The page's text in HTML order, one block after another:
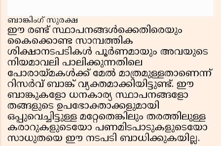
ബാങ്കിംഗ് സുരക്ഷ
ഈ രണ്ട് സ്ഥാപനങ്ങൾക്കെതിരെയും
കൈക്കൊണ്ട സാമ്പത്തിക
ശിക്ഷാനടപടികൾ പൂർണമായും അവയുടെ
നിയമാവലി പാലിക്കുന്നതിലെ
പോരായ്മകൾക്ക് മേൽ മാത്രമുള്ളതാണെന്ന്
റിസർവ് ബാങ്ക് വ്യക്തമാക്കിയിട്ടുണ്ട്. ഈ
ബാങ്കുകളോ ധനകാര്യ സ്ഥാപനങ്ങളോ
തങ്ങളുടെ ഉപഭോക്താക്കളുമായി
ഒപ്പുവെച്ചിട്ടുള്ള മറ്റേതെങ്കിലും തരത്തിലുള്ള
കരാറുകളുടെയോ പണമിടപാടുകളുടെയോ
സാധുതയെ ഈ നടപടി ബാധിക്കുകയില്ല.